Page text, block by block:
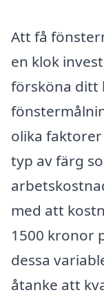
Att få
en klok
försköna ditt
olika
typ av färg
med att
1500 kronor
dessa
åtanke att